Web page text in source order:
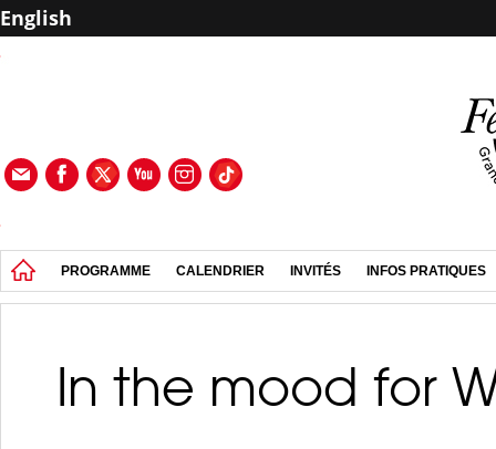
English
PROGRAMME CALENDRIER INVITÉS INFOS PRATIQUES
In the mood for